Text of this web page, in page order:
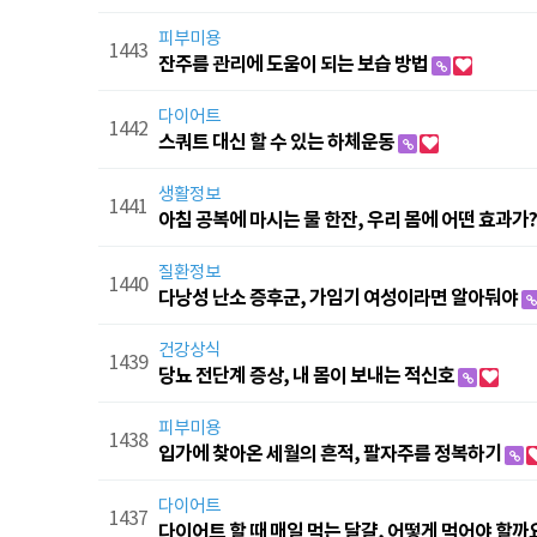
1443
피부미용
잔주름 관리에 도움이 되는 보습 방법
1442
다이어트
스쿼트 대신 할 수 있는 하체운동
1441
생활정보
아침 공복에 마시는 물 한잔, 우리 몸에 어떤 효과가
1440
질환정보
다낭성 난소 증후군, 가임기 여성이라면 알아둬야
1439
건강상식
당뇨 전단계 증상, 내 몸이 보내는 적신호
1438
피부미용
입가에 찾아온 세월의 흔적, 팔자주름 정복하기
1437
다이어트
다이어트 할 때 매일 먹는 달걀, 어떻게 먹어야 할까